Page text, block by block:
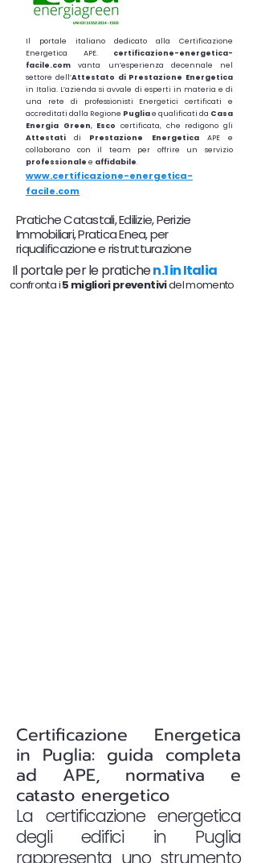
Il portale italiano dedicato alla Certificazione
Energetica APE. certificazione-energetica-
facile.com vanta un’esperienza decennale nel
settore dell’Attestato di Prestazione Energetica
in Italia. L’azienda si avvale di esperti in materia e di
una rete di professionisti Energetici certificati e
accreditati dalla Regione Pugliae qualificati da Casa
Energia Green, Escocertificata, che redigono gli
Attestatidi Prestazione EnergeticaAPE e
collaborano con il team per offrire un servizio
professionale e affidabile.
www.certificazione-energetica-
facile.com
Pratiche Catastali, Edilizie, Perizie
Immobiliari, Pratica Enea, per
riqualificazione e ristrutturazione
Il portale per le pratichen.1 in Italia
confronta i5 migliori preventividel momento
Certificazione Energetica
in Puglia: guida completa
ad APE, normativa e
catasto energetico
La certificazione energetica
degli edifici in Puglia
rappresenta uno strumento